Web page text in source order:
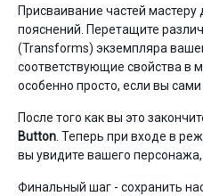
Присваивание частей
пояснений. Перетащите
(Transforms) экземпляра
соответствующие свойства в
особенно просто, если вы
После того как вы это
Button . Теперь при входе в
вы увидите вашего
Финальный шаг - сохранить